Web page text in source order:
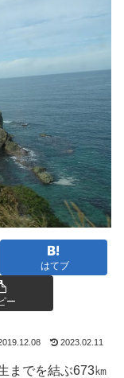
はてブ
ー
2023.02.11
までを結ぶ673㎞